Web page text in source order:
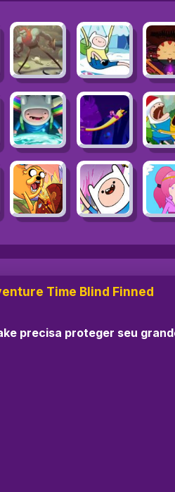
Time Blind Finned
precisa proteger seu